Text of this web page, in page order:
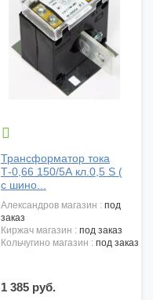

Трансформатор тока
Т-0,66 150/5А кл.0,5 S (
с шино...
александров магазин : под
заказ
киржач магазин : под заказ
кольчугино магазин : под заказ
1 385 руб.